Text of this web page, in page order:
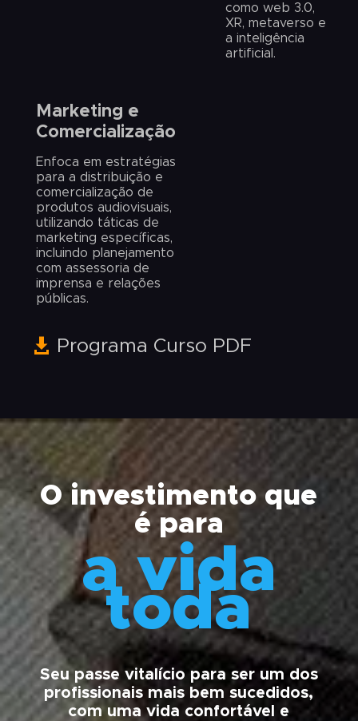
como web 3.0,
XR, metaverso e
a inteligência
artificial.
Marketing e
Comercialização
Enfoca em estratégias
para a distribuição e
comercialização de
produtos audiovisuais,
utilizando táticas de
marketing específicas,
incluindo planejamento
com assessoria de
imprensa e relações
públicas.
Programa Curso PDF
O investimento que
é para
a vida
toda
Seu passe vitalício para ser um dos
profissionais mais bem sucedidos,
com uma vida confortável e